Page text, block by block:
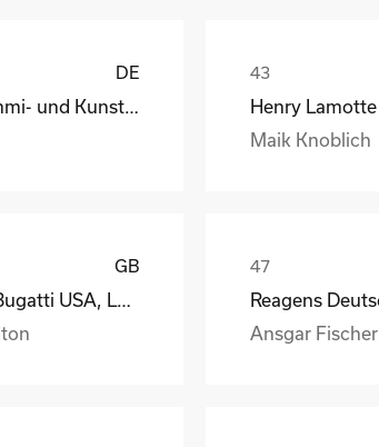
DE
GKT Gummi- und Kunststofftechnik Fürstenwalde Gmb
Maik Knoblich
GB
Ansgar Fischer